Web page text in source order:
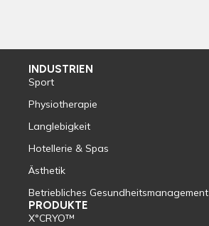
INDUSTRIEN
Sport
Physiotherapie
Langlebigkeit
Hotellerie & Spas
Ästhetik
Betriebliches Gesundheitsmanagement
PRODUKTE
X°CRYO™